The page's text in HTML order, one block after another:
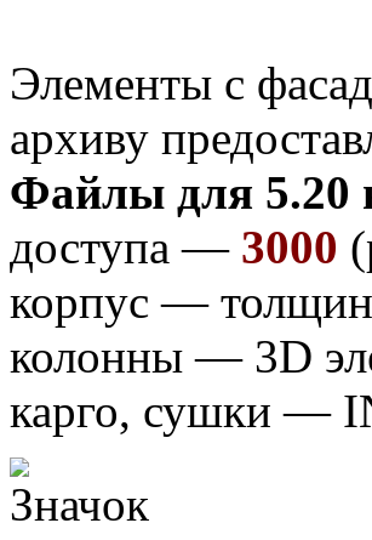
Элементы с
архиву
Файлы для 5.20
доступа — 3000
корпус —
колонны — 3D
карго, сушки —